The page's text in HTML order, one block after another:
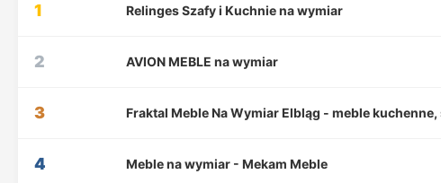
1 Relinges Szafy i Kuchnie na wymiar
2 AVION MEBLE na wymiar
3 Fraktal Meble Na Wymiar Elbląg - meble
4 Meble na wymiar - Mekam Meble